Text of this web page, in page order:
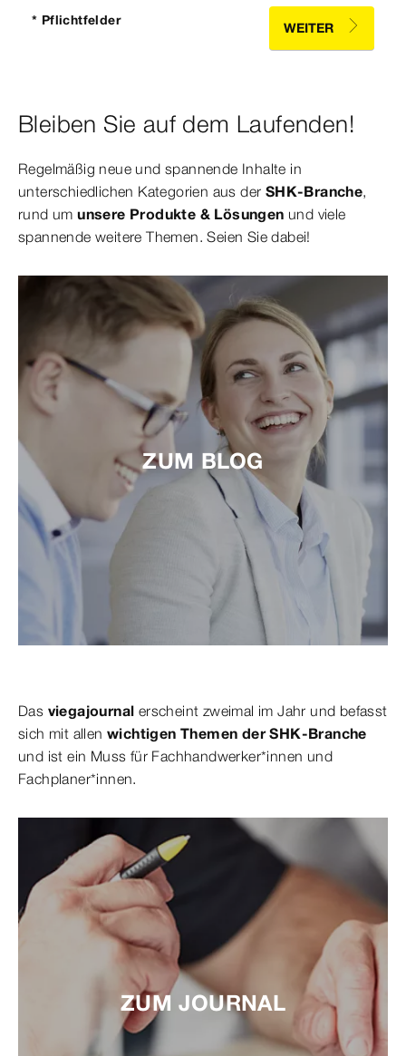
* Pflichtfelder
WEITER
Bleiben Sie auf dem Laufenden!
Regelmäßig neue und spannende Inhalte in
unterschiedlichen Kategorien aus der SHK-Branche,
rund umunsere Produkte & Lösungen und viele
spannende weitere Themen. Seien Sie dabei!
ZUM BLOG
Das viegajournal erscheint zweimal im Jahr und befasst
sich mit allenwichtigen Themen der SHK-Branche
und ist ein Muss für Fachhandwerker*innen und
Fachplaner*innen.
ZUM JOURNAL